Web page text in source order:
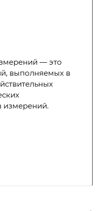
— это
выполняемых в
измерений.